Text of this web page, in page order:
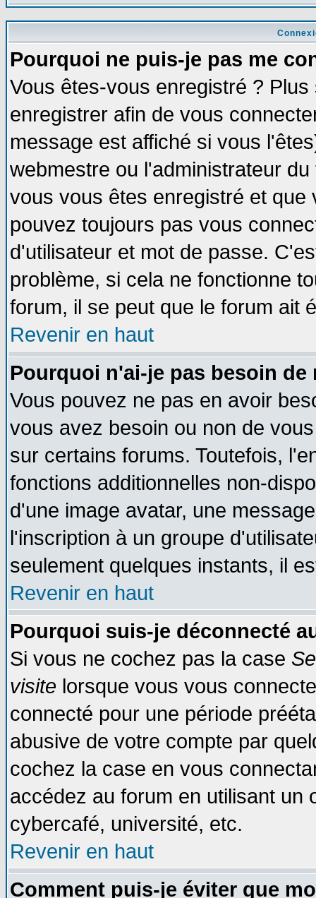
Pourquoi ne puis-je pas me
Vous êtes-vous enregistré ?
enregistrer afin de vous
message est affiché si vous
webmestre ou l'administrateur
vous vous êtes enregistré et
pouvez toujours pas vous
d'utilisateur et mot de passe.
problème, si cela ne fonctionne
forum, il se peut que le forum ait
Revenir en haut
Pourquoi n'ai-je pas besoin de
Vous pouvez ne pas en avoir
vous avez besoin ou non de
sur certains forums. Toutefois,
fonctions additionnelles non-
d'une image avatar, une
l'inscription à un groupe
seulement quelques instants, il
Revenir en haut
Pourquoi suis-je déconnecté
Si vous ne cochez pas la case
visite lorsque vous vous
connecté pour une période
abusive de votre compte par
cochez la case en vous
accédez au forum en utilisant un
cybercafé, université, etc.
Revenir en haut
Comment puis-je éviter que